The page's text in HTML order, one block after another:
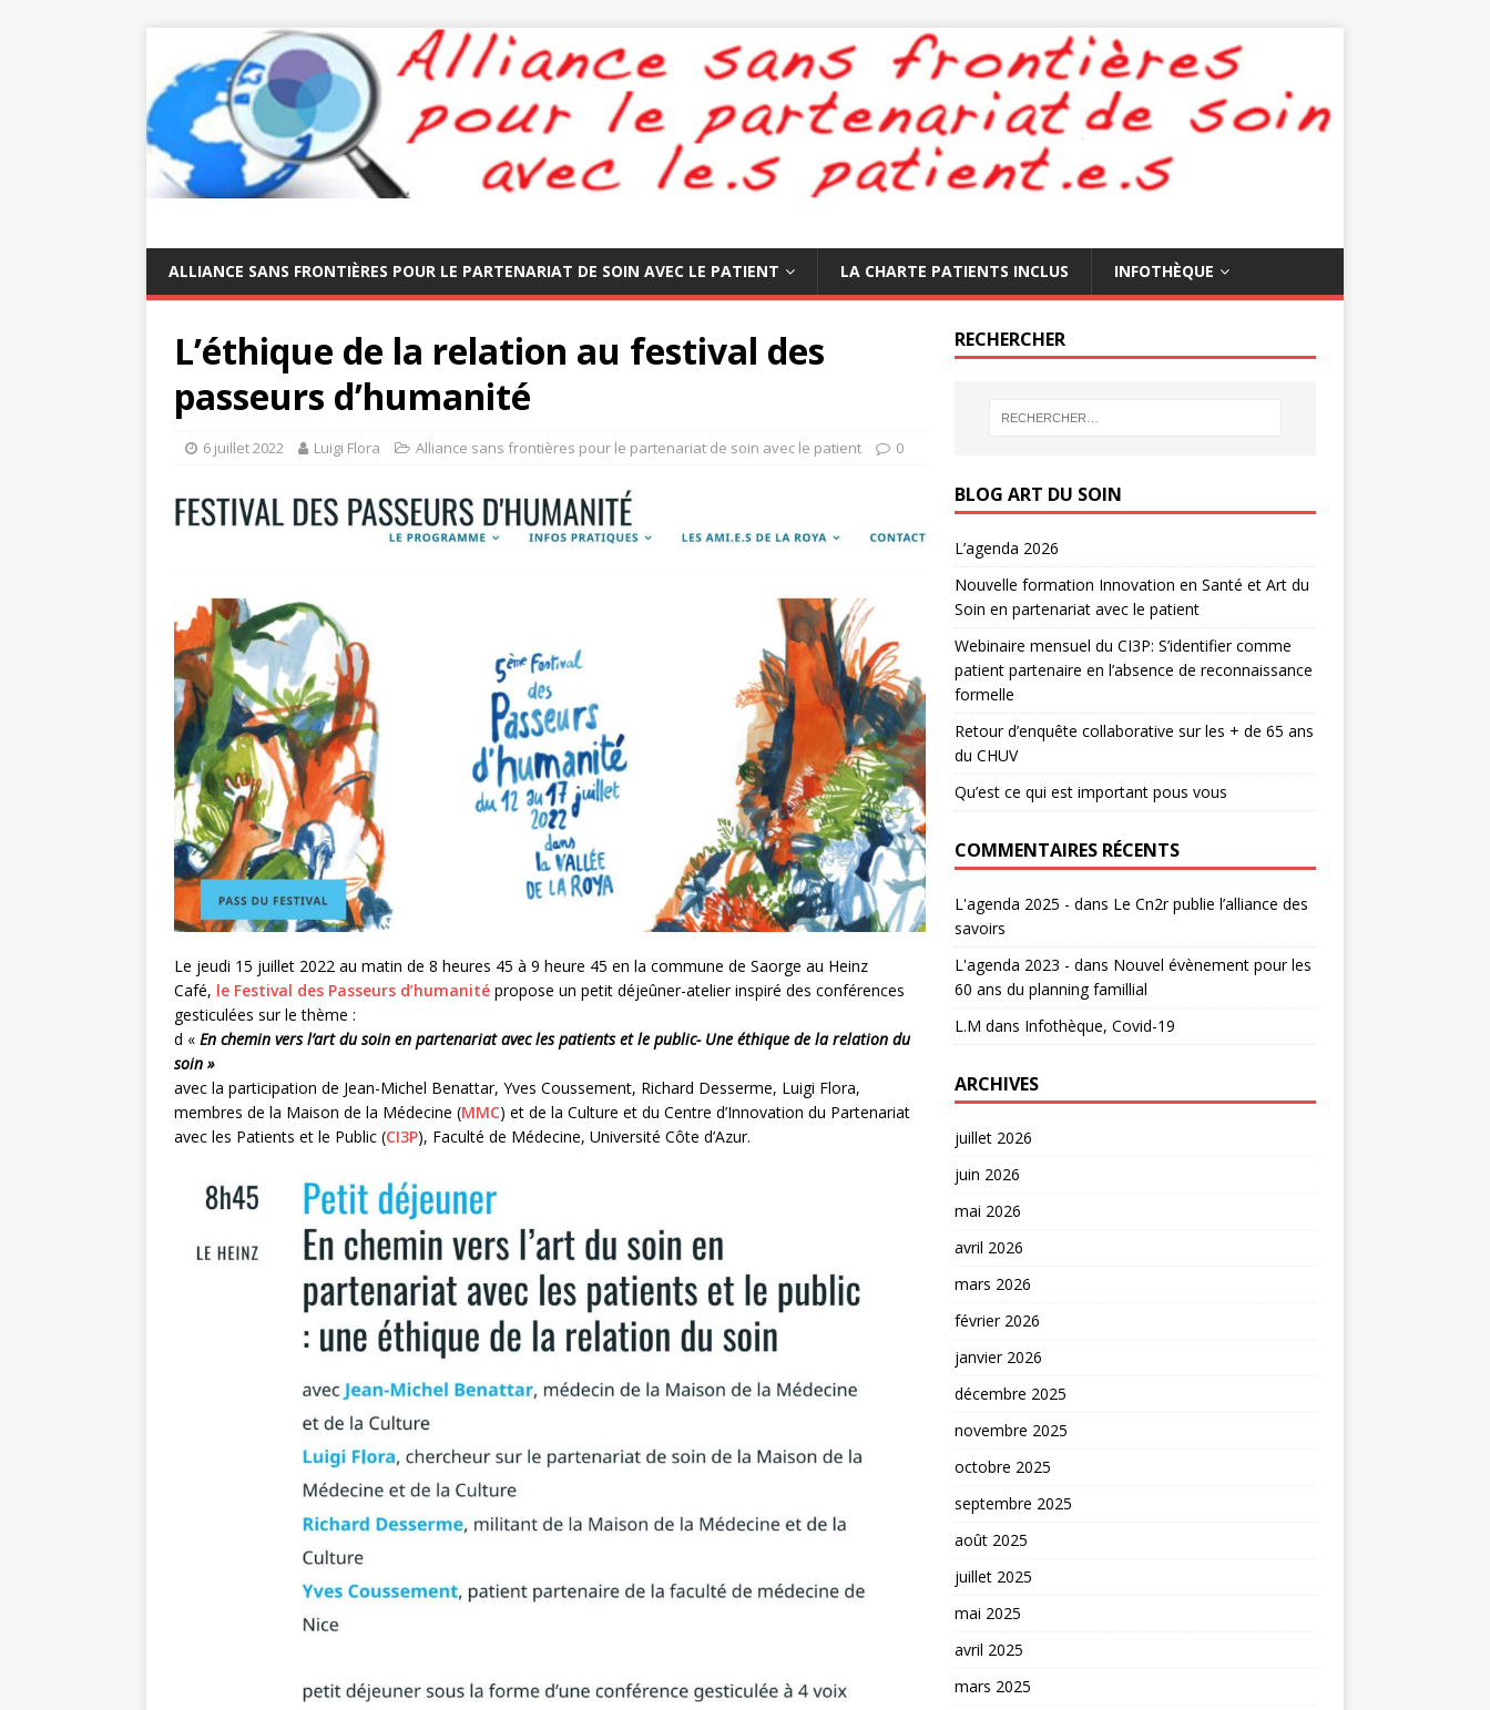
ALLIANCE SANS FRONTIÈRES POUR LE PARTENARIAT DE SOIN AVEC LE PATIENT LA CHARTE PATIENTS INCLUS INFOTHÈQUE
L’éthique de la relation au festival des
passeurs d’humanité
6 juillet 2022 Luigi Flora Alliance sans frontières pour le partenariat de soin avec le patient 0
Le jeudi 15 juillet 2022 au matin de 8 heures 45 à 9 heure 45 en la commune de Saorge au Heinz
Café, le Festival des Passeurs d’humanité propose un petit déjeûner-atelier inspiré des conférences
gesticulées sur le thème :
d « En chemin vers l’art du soin en partenariat avec les patients et le public- Une éthique de la relation du
soin »
avec la participation de Jean-Michel Benattar, Yves Coussement, Richard Desserme, Luigi Flora,
membres de la Maison de la Médecine (MMC) et de la Culture et du Centre d’Innovation du Partenariat
avec les Patients et le Public (CI3P), Faculté de Médecine, Université Côte d’Azur.
RECHERCHER
BLOG ART DU SOIN
L’agenda 2026
Nouvelle formation Innovation en Santé et Art du
Soin en partenariat avec le patient
Webinaire mensuel du CI3P: S’identifier comme
patient partenaire en l’absence de reconnaissance
formelle
Retour d’enquête collaborative sur les + de 65 ans
du CHUV
Qu’est ce qui est important pous vous
COMMENTAIRES RÉCENTS
L'agenda 2025 - dans Le Cn2r publie l’alliance des
savoirs
L'agenda 2023 - dans Nouvel évènement pour les
60 ans du planning famillial
L.M dans Infothèque, Covid-19
ARCHIVES
juillet 2026
juin 2026
mai 2026
avril 2026
mars 2026
février 2026
janvier 2026
décembre 2025
novembre 2025
octobre 2025
septembre 2025
août 2025
juillet 2025
mai 2025
avril 2025
mars 2025